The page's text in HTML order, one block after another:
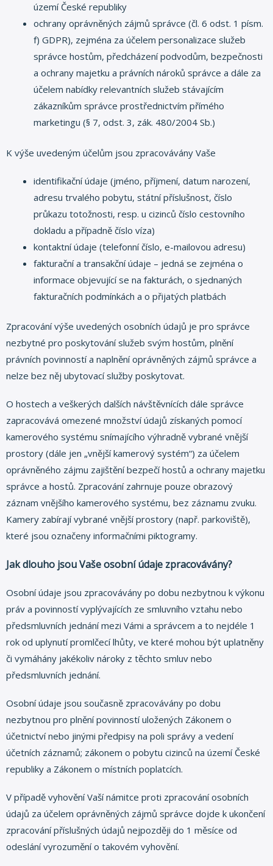
území České republiky
ochrany oprávněných zájmů správce (čl. 6 odst. 1 písm.
f) GDPR), zejména za účelem personalizace služeb
správce hostům, předcházení podvodům, bezpečnosti
a ochrany majetku a právních nároků správce a dále za
účelem nabídky relevantních služeb stávajícím
zákazníkům správce prostřednictvím přímého
marketingu (§ 7, odst. 3, zák. 480/2004 Sb.)
K výše uvedeným účelům jsou zpracovávány Vaše
identifikační údaje (jméno, příjmení, datum narození,
adresu trvalého pobytu, státní příslušnost, číslo
průkazu totožnosti, resp. u cizinců číslo cestovního
dokladu a případně číslo víza)
kontaktní údaje (telefonní číslo, e-mailovou adresu)
fakturační a transakční údaje – jedná se zejména o
informace objevující se na fakturách, o sjednaných
fakturačních podmínkách a o přijatých platbách
Zpracování výše uvedených osobních údajů je pro správce
nezbytné pro poskytování služeb svým hostům, plnění
právních povinností a naplnění oprávněných zájmů správce a
nelze bez něj ubytovací služby poskytovat.
O hostech a veškerých dalších návštěvnících dále správce
zapracovává omezené množství údajů získaných pomocí
kamerového systému snímajícího výhradně vybrané vnější
prostory (dále jen „vnější kamerový systém“) za účelem
oprávněného zájmu zajištění bezpečí hostů a ochrany majetku
správce a hostů. Zpracování zahrnuje pouze obrazový
záznam vnějšího kamerového systému, bez záznamu zvuku.
Kamery zabírají vybrané vnější prostory (např. parkoviště),
které jsou označeny informačními piktogramy.
Jak dlouho jsou Vaše osobní údaje zpracovávány?
Osobní údaje jsou zpracovávány po dobu nezbytnou k výkonu
práv a povinností vyplývajících ze smluvního vztahu nebo
předsmluvních jednání mezi Vámi a správcem a to nejdéle 1
rok od uplynutí promlčecí lhůty, ve které mohou být uplatněny
či vymáhány jakékoliv nároky z těchto smluv nebo
předsmluvních jednání.
Osobní údaje jsou současně zpracovávány po dobu
nezbytnou pro plnění povinností uložených Zákonem o
účetnictví nebo jinými předpisy na poli správy a vedení
účetních záznamů; zákonem o pobytu cizinců na území České
republiky a Zákonem o místních poplatcích.
V případě vyhovění Vaší námitce proti zpracování osobních
údajů za účelem oprávněných zájmů správce dojde k ukončení
zpracování příslušných údajů nejpozději do 1 měsíce od
odeslání vyrozumění o takovém vyhovění.